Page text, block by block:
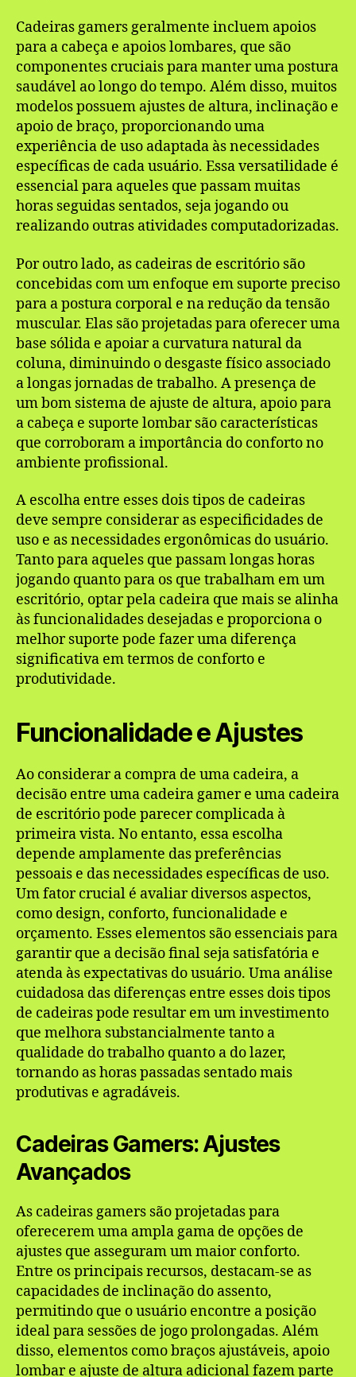
Cadeiras gamers geralmente incluem apoios
para a cabeça e apoios lombares, que são
componentes cruciais para manter uma postura
saudável ao longo do tempo. Além disso, muitos
modelos possuem ajustes de altura, inclinação e
apoio de braço, proporcionando uma
experiência de uso adaptada às necessidades
específicas de cada usuário. Essa versatilidade é
essencial para aqueles que passam muitas
horas seguidas sentados, seja jogando ou
realizando outras atividades computadorizadas.
Por outro lado, as cadeiras de escritório são
concebidas com um enfoque em suporte preciso
para a postura corporal e na redução da tensão
muscular. Elas são projetadas para oferecer uma
base sólida e apoiar a curvatura natural da
coluna, diminuindo o desgaste físico associado
a longas jornadas de trabalho. A presença de
um bom sistema de ajuste de altura, apoio para
a cabeça e suporte lombar são características
que corroboram a importância do conforto no
ambiente profissional.
A escolha entre esses dois tipos de cadeiras
deve sempre considerar as especificidades de
uso e as necessidades ergonômicas do usuário.
Tanto para aqueles que passam longas horas
jogando quanto para os que trabalham em um
escritório, optar pela cadeira que mais se alinha
às funcionalidades desejadas e proporciona o
melhor suporte pode fazer uma diferença
significativa em termos de conforto e
produtividade.
Funcionalidade e Ajustes
Ao considerar a compra de uma cadeira, a
decisão entre uma cadeira gamer e uma cadeira
de escritório pode parecer complicada à
primeira vista. No entanto, essa escolha
depende amplamente das preferências
pessoais e das necessidades específicas de uso.
Um fator crucial é avaliar diversos aspectos,
como design, conforto, funcionalidade e
orçamento. Esses elementos são essenciais para
garantir que a decisão final seja satisfatória e
atenda às expectativas do usuário. Uma análise
cuidadosa das diferenças entre esses dois tipos
de cadeiras pode resultar em um investimento
que melhora substancialmente tanto a
qualidade do trabalho quanto a do lazer,
tornando as horas passadas sentado mais
produtivas e agradáveis.
Cadeiras Gamers: Ajustes
Avançados
As cadeiras gamers são projetadas para
oferecerem uma ampla gama de opções de
ajustes que asseguram um maior conforto.
Entre os principais recursos, destacam-se as
capacidades de inclinação do assento,
permitindo que o usuário encontre a posição
ideal para sessões de jogo prolongadas. Além
disso, elementos como braços ajustáveis, apoio
lombar e ajuste de altura adicional fazem parte